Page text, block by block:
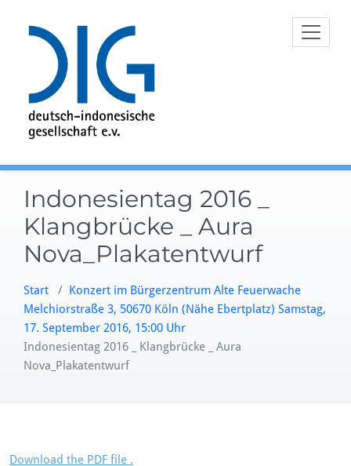
Inhalt
Indonesientag 2016 _
Klangbrücke _ Aura
Nova_Plakatentwurf
Start / Konzert im Bürgerzentrum Alte Feuerwache
Melchiorstraße 3, 50670 Köln (Nähe Ebertplatz) Samstag,
17. September 2016, 15:00 Uhr
Indonesientag 2016 _ Klangbrücke _ Aura
Nova_Plakatentwurf
Download the PDF file .